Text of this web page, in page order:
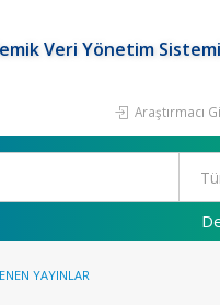
Veri Yönetim Sistemi
Araştırmacı
YAYINLAR